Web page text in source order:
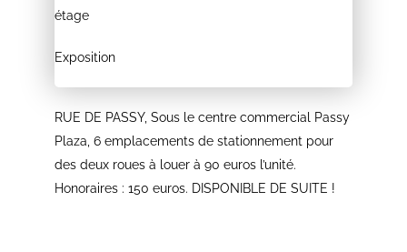
étage
Exposition
RUE DE PASSY, Sous le centre commercial Passy
Plaza, 6 emplacements de stationnement pour
des deux roues à louer à 90 euros l’unité.
Honoraires : 150 euros. DISPONIBLE DE SUITE !